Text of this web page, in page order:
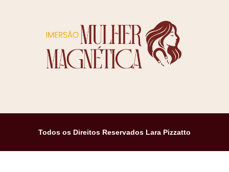
Todos os Direitos Reservados Lara Pizzatto